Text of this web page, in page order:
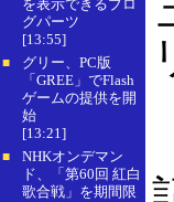
を表示できるブロ
グパーツ
[13:55]
■
グリー、PC版
「GREE」でFlash
ゲームの提供を開
始
[13:21]
■
NHKオンデマン
ド、「第60回 紅白
歌合戦」を期間限